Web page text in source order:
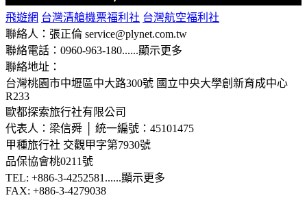
飛遊網 台灣清艙機票福利社 台灣航空福利社
聯絡人：張正倫 service@plynet.com.tw
聯絡電話：0960-963-180......顯示更多
聯絡地址：
台灣桃園市中壢區中大路300號 國立中央大學創新育成中心
R233
歐都探索旅行社有限公司
代表人：梁信舜 │ 統一編號：45101475
甲種旅行社 交觀甲字第7930號
品保協會桃0211號
TEL: +886-3-4252581 ......顯示更多
FAX: +886-3-4279038